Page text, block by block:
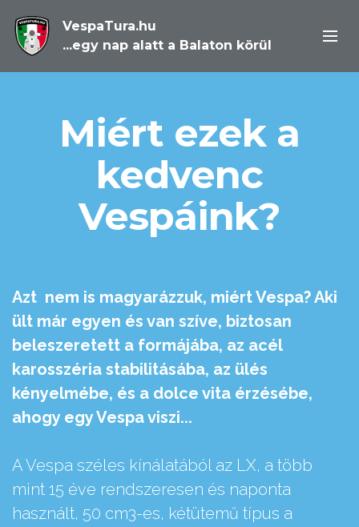
VespaTura.hu
...egy nap alatt a Balaton körül
Miért ezek a
kedvenc
Vespáink?
Azt nem is magyarázzuk, miért Vespa? Aki
ült már egyen és van szíve, biztosan
beleszeretett a formájába, az acél
karosszéria stabilitásába, az ülés
kényelmébe, és a dolce vita érzésébe,
ahogy egy Vespa viszi...
A Vespa széles kínálatából az LX, a több
mint 15 éve rendszeresen és naponta
használt, 50 cm3-es, kétütemű típus a